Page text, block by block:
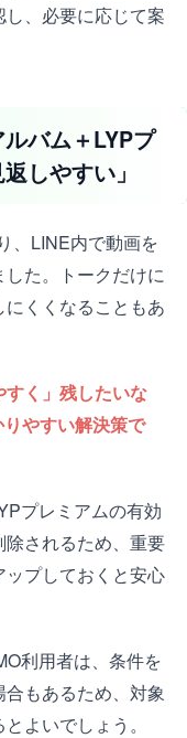
、必要に応じて案
バム＋LYPプ
しやすい」
、LINE内で動画を
た。トークだけに
くくなることもあ
く」残したいな
やすい解決策で
プレミアムの有効
されるため、重要
プしておくと安心
利用者は、条件を
もあるため、対象
よいでしょう。